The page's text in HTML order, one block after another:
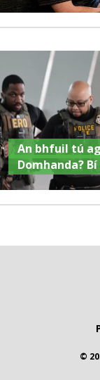
An bhfuil tú
Domhanda?
©